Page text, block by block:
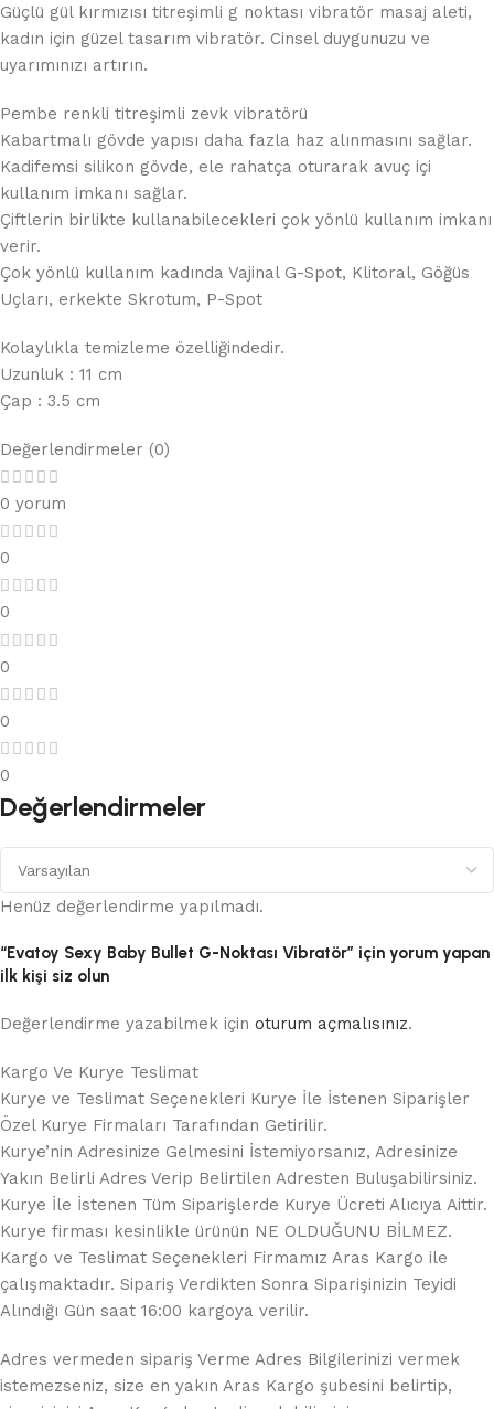
Güçlü gül kırmızısı titreşimli g noktası vibratör masaj aleti,
kadın için güzel tasarım vibratör. Cinsel duygunuzu ve
uyarımınızı artırın.
Pembe renkli titreşimli zevk vibratörü
Kabartmalı gövde yapısı daha fazla haz alınmasını sağlar.
Kadifemsi silikon gövde, ele rahatça oturarak avuç içi
kullanım imkanı sağlar.
Çiftlerin birlikte kullanabilecekleri çok yönlü kullanım imkanı
verir.
Çok yönlü kullanım kadında Vajinal G-Spot, Klitoral, Göğüs
Uçları, erkekte Skrotum, P-Spot
Kolaylıkla temizleme özelliğindedir.
Uzunluk : 11 cm
Çap : 3.5 cm
Değerlendirmeler (0)
0 yorum
0
0
0
0
0
Değerlendirmeler
Henüz değerlendirme yapılmadı.
“Evatoy Sexy Baby Bullet G-Noktası Vibratör” için yorum yapan
ilk kişi siz olun
Değerlendirme yazabilmek için oturum açmalısınız.
Kargo Ve Kurye Teslimat
Kurye ve Teslimat Seçenekleri Kurye İle İstenen Siparişler
Özel Kurye Firmaları Tarafından Getirilir.
Kurye’nin Adresinize Gelmesini İstemiyorsanız, Adresinize
Yakın Belirli Adres Verip Belirtilen Adresten Buluşabilirsiniz.
Kurye İle İstenen Tüm Siparişlerde Kurye Ücreti Alıcıya Aittir.
Kurye firması kesinlikle ürünün NE OLDUĞUNU BİLMEZ.
Kargo ve Teslimat Seçenekleri Firmamız Aras Kargo ile
çalışmaktadır. Sipariş Verdikten Sonra Siparişinizin Teyidi
Alındığı Gün saat 16:00 kargoya verilir.
Adres vermeden sipariş Verme Adres Bilgilerinizi vermek
istemezseniz, size en yakın Aras Kargo şubesini belirtip,